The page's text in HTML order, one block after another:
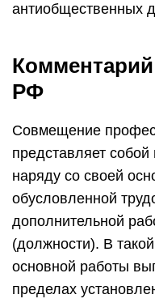
антиобщественных
Комментарий
РФ
Совмещение
представляет
наряду со своей
обусловленной
дополнительной
(должности). В
основной работы
пределах